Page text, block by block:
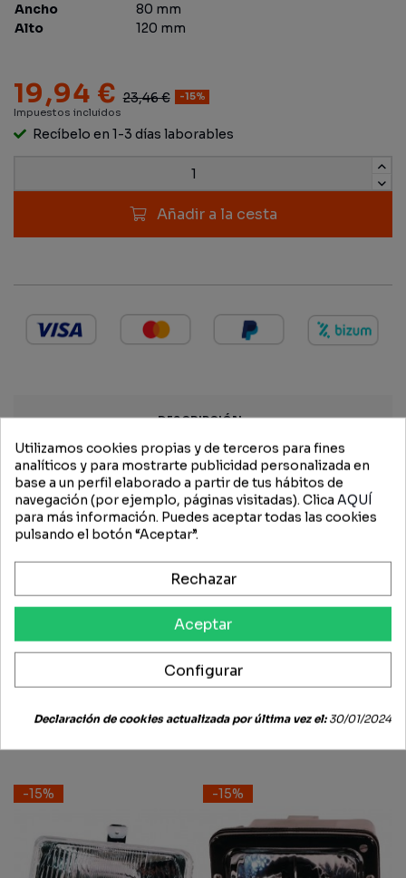
Ancho
80 mm
Alto
120 mm
19,94 € 23,46 € -15%
Impuestos incluidos
Recíbelo en 1-3 días laborables
Añadir a la cesta
DESCRIPCIÓN
PILOTO DELANTERO COBO
FICHA TÉCNICA
OPINIONES (0)
Productos
relacionados
-15% -15%
Utilizamos cookies propias y de terceros para fines
analíticos y para mostrarte publicidad personalizada en
base a un perfil elaborado a partir de tus hábitos de
navegación (por ejemplo, páginas visitadas). Clica AQUÍ
para más información. Puedes aceptar todas las cookies
pulsando el botón “Aceptar”.
Rechazar
Aceptar
Configurar
Declaración de cookies actualizada por última vez el:30/01/2024